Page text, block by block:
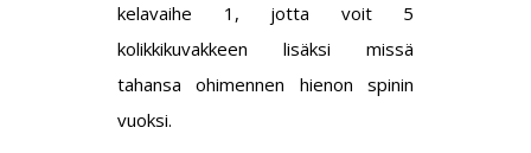
kelavaihe 1, jotta voit 5
kolikkikuvakkeen lisäksi missä
tahansa ohimennen hienon spinin
vuoksi.